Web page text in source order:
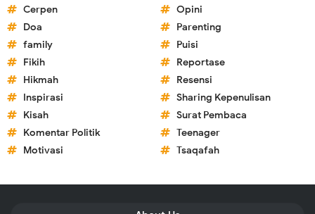
Cerpen
Doa
family
Fikih
Hikmah
Inspirasi
Kisah
Komentar Politik
Motivasi
Opini
Parenting
Puisi
Reportase
Resensi
Sharing Kepenulisan
Surat Pembaca
Teenager
Tsaqafah